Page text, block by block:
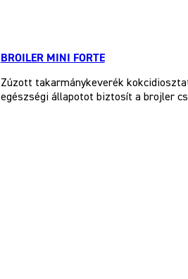
BROILER MINI FORTE
Zúzott takarmánykeverék
egészségi állapotot biztosít a brojler